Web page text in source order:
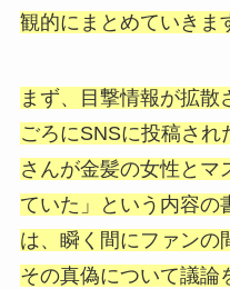
観的にまとめていきま
まず、目撃情報が拡
ごろにSNSに投稿さ
さんが金髪の女性とマ
ていた」という内容の
は、瞬く間にファンの
その真偽について議論